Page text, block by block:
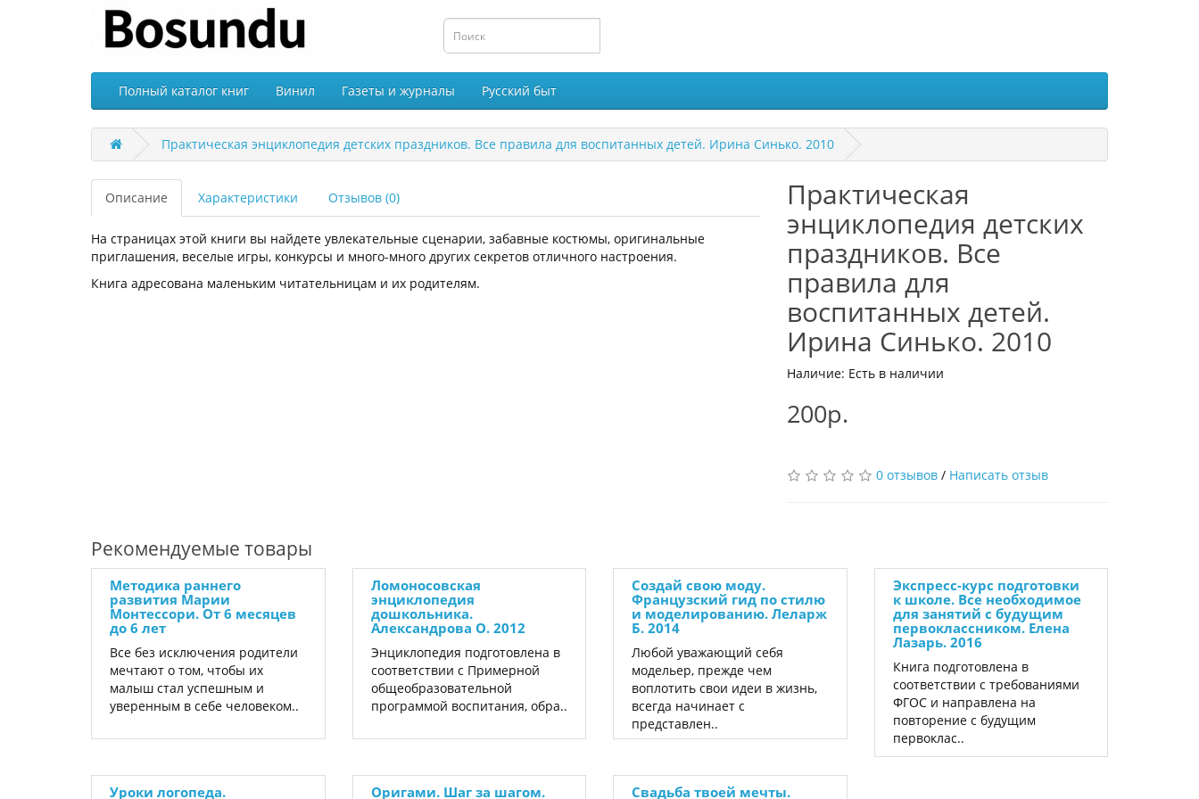
Полный каталог книг Винил Газеты и журналы Русский быт
Практическая энциклопедия детских праздников. Все правила для воспитанных детей. Ирина Синько. 2010
Описание Характеристики Отзывов (0)
На страницах этой книги вы найдете увлекательные сценарии, забавные костюмы, оригинальные
приглашения, веселые игры, конкурсы и много-много других секретов отличного настроения.
Книга адресована маленьким читательницам и их родителям.
Практическая
энциклопедия детских
праздников. Все
правила для
воспитанных детей.
Ирина Синько. 2010
Наличие: Есть в наличии
200р.
0 отзывов / Написать отзыв
Рекомендуемые товары
Методика раннего
развития Марии
Монтессори. От 6 месяцев
до 6 лет
Все без исключения родители
мечтают о том, чтобы их
малыш стал успешным и
уверенным в себе человеком..
Ломоносовская
энциклопедия
дошкольника.
Александрова О. 2012
Энциклопедия подготовлена в
соответствии с Примерной
общеобразовательной
программой воспитания, обра..
Создай свою моду.
Французский гид по стилю
и моделированию. Леларж
Б. 2014
Любой уважающий себя
модельер, прежде чем
воплотить свои идеи в жизнь,
всегда начинает с
представлен..
Экспресс-курс подготовки
к школе. Все необходимое
для занятий с будущим
первоклассником. Елена
Лазарь. 2016
Книга подготовлена в
соответствии с требованиями
ФГОС и направлена на
повторение с будущим
первоклас..
Уроки логопеда.
Оригами. Шаг за шагом.
Свадьба твоей мечты.